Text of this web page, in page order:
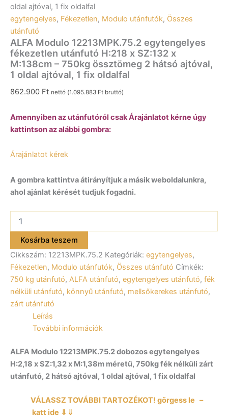
oldal ajtóval, 1 fix oldalfal
egytengelyes, Fékezetlen, Modulo utánfutók, Összes
utánfutó
ALFA Modulo 12213MPK.75.2 egytengelyes
fékezetlen utánfutó H:218 x SZ:132 x
M:138cm – 750kg össztömeg 2 hátsó ajtóval,
1 oldal ajtóval, 1 fix oldalfal
862.900 Ft nettó (1.095.883 Ft bruttó)
Amennyiben az utánfutóról csak Árajánlatot kérne úgy
kattintson az alábbi gombra:
Árajánlatot kérek
A gombra kattintva átirányítjuk a másik weboldalunkra,
ahol ajánlat kérését tudjuk fogadni.
Modulo
12213MPK.75.2
egytengelyes
fékezetlen
utánfutó
H:218
SZ:132
x
M:138cm
össztömeg
hátsó
ajtóval,
ajtóval,
Kosárba teszem
Cikkszám: 12213MPK.75.2 Kategóriák: egytengelyes,
Fékezetlen, Modulo utánfutók, Összes utánfutó Címkék:
750 kg utánfutó, ALFA utánfutó, egytengelyes utánfutó, fék
nélküli utánfutó, könnyű utánfutó, mellsőkerekes utánfutó,
zárt utánfutó
Leírás
További információk
ALFA Modulo 12213MPK.75.2 dobozos egytengelyes
H:2,18 x SZ:1,32 x M:1,38m méretű, 750kg fék nélküli zárt
utánfutó, 2 hátsó ajtóval, 1 oldal ajtóval, 1 fix oldalfal
VÁLASSZ TOVÁBBI TARTOZÉKOT! görgess le –
katt ide ⇓⇓